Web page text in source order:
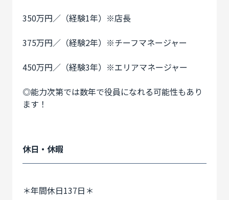
350万円／（経験1年）※店長
375万円／（経験2年）※チーフマネージャー
450万円／（経験3年）※エリアマネージャー
◎能力次第では数年で役員になれる可能性もあり
ます！
休日・休暇
＊年間休日137日＊